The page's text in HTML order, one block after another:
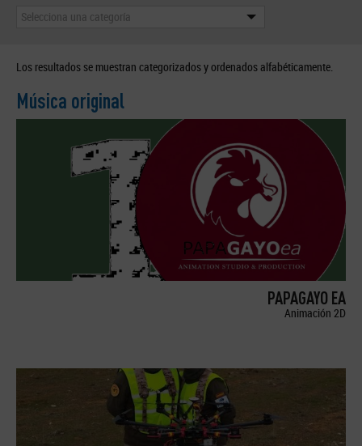
Selecciona una categoría
Los resultados se muestran categorizados y ordenados alfabéticamente.
Música original
PAPAGAYO EA
Animación 2D